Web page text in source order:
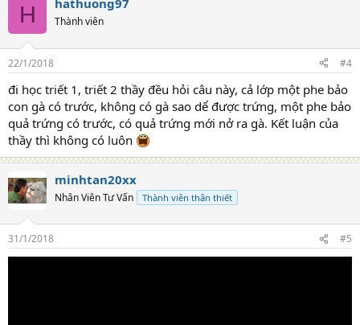
H hathuong97
Thành viên
22/1/2018 #4
đi học triết 1, triết 2 thầy đều hỏi câu này, cả lớp một phe bảo
con gà có trước, không có gà sao dể được trứng, một phe bảo
quả trứng có trước, có quả trứng mới nở ra gà. Kết luận của
thầy thì không có luôn
minhtan20xx
Nhân Viên Tư Vấn Thành viên thân thiết
31/1/2018 #5